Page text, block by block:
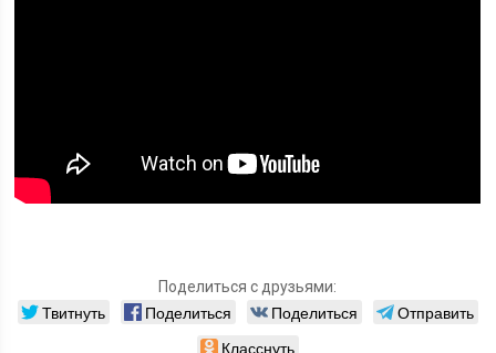
Поделиться с друзьями:
Твитнуть Поделиться Поделиться
Отправить
Класснуть